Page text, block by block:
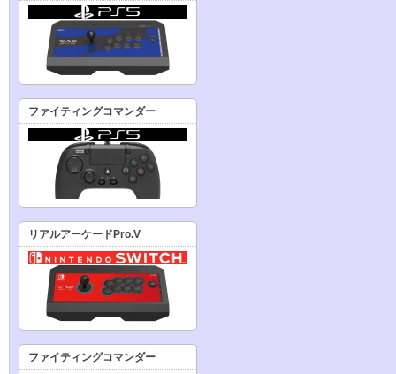
ファイティングコマンダー
リアルアーケードPro.V
ファイティングコマンダー